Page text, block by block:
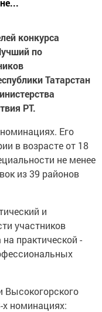
конкурса
по
Татарстан
РТ.
Его
в возрасте от 18
не менее
из 39 районов
и
участников
практической -
Высокогорского
номинациях: